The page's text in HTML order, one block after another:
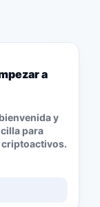
a
y
para
criptoactivos.